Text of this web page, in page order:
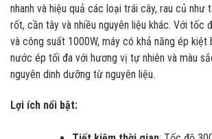
nhanh và hiệu quả các loại trái cây, rau củ như
rốt, cần tây và nhiều nguyên liệu khác. Với tốc
và công suất 1000W, máy có khả năng ép kiệt
nước ép tối đa với hương vị tự nhiên và màu
nguyên dinh dưỡng từ nguyên liệu.
Lợi ích nổi bật: